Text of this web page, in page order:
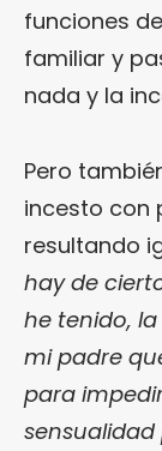
funciones
familiar y
nada y la
Pero
incesto con
resultando
hay de
he tenido,
mi padre
para
sensualidad